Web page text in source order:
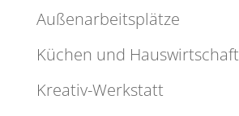
Außenarbeitsplätze
Küchen und Hauswirtschaft
Kreativ-Werkstatt